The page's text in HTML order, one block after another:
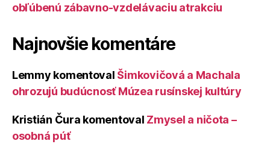
obľúbenú zábavno-vzdelávaciu atrakciu
Najnovšie komentáre
Lemmy komentoval Šimkovičová a Machala
ohrozujú budúcnosť Múzea rusínskej kultúry
Kristián Čura komentoval Zmysel a ničota –
osobná púť